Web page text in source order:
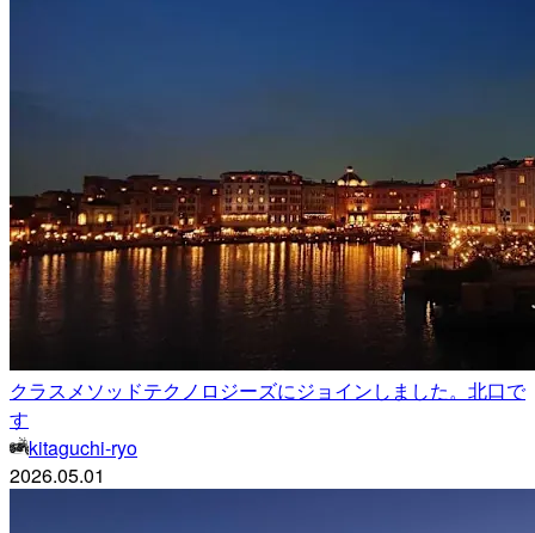
クラスメソッドテクノロジーズにジョインしました。北口で
す
kitaguchi-ryo
2026.05.01